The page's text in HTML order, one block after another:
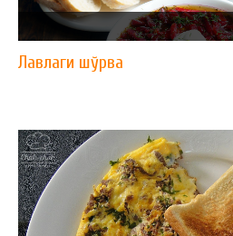
Лавлаги шўрва